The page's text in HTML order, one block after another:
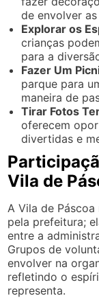
de envolver
Explorar os
crianças
para a
Fazer Um
parque para
maneira de
Tirar Fotos
oferecem
divertidas e
Vila de
A Vila de
pela prefeitura;
entre a
Grupos de
envolver na
refletindo o
representa.